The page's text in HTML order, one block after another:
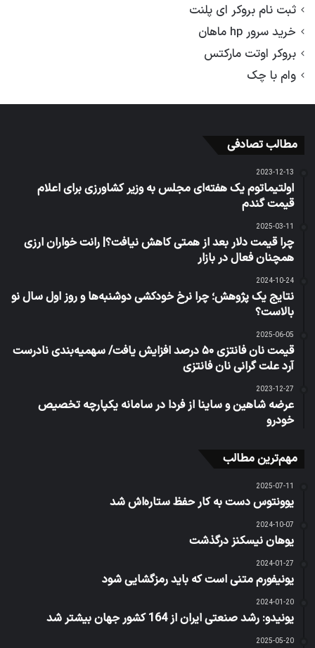
ثبت نام بروکر ای پلنت
خرید سرور hp ماهان
بروکر اوتت مارکتس
وام با چک
مطالب تصادفی
2023-12-13
اولتیماتوم یک هفته‌ای مجلس به وزیر کشاورزی برای اعلام
قیمت گندم
2025-03-11
چرا قیمت دلار بعد از همتی کاهش نیافت؟| رانت خواران ارزی
همچنان فعال در بازار
2024-10-24
نتایج یک پژوهش؛ چرا نرخ خودکشی دوشنبه‌ها و روز اول سال نو
بالاست؟
2025-06-05
قیمت نان فانتزی ۵۰ درصد افزایش یافت/ سهمیه‌بندی نادرست
آرد علت گرانی نان فانتزی
2023-12-27
عرضه شاهین و ساینا از فردا در سامانه یکپارچه تخصیص
خودرو
مهم‌ترین مطالب
2025-07-11
یوونتوس دست به کار حفظ ستاره‌اش شد
2024-10-07
یوهان نیسکنز درگذشت
2024-01-27
یونیفورم متنی است که باید رمزگشایی شود
2024-01-20
یونیدو: رشد صنعتی ایران از 164 کشور جهان بیشتر شد
2025-05-20